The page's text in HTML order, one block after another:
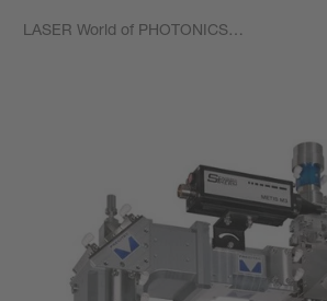
LASER World of PHOTONICS…